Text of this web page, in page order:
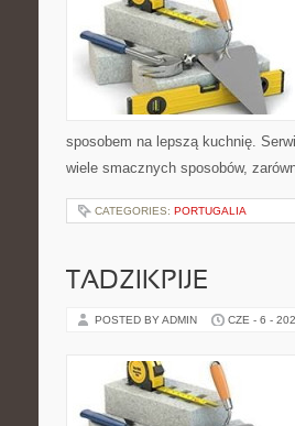
sposobem na lepszą kuchnię.
wiele smacznych sposobów,
CATEGORIES: PORTUGALIA
TADZIKPIJE
POSTED BY ADMIN CZE - 6 -